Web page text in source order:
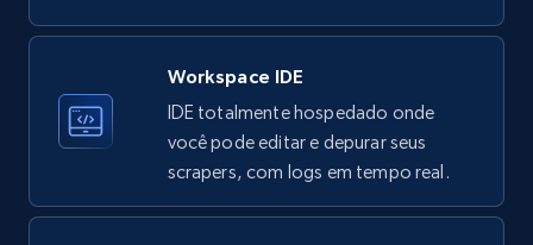
Instagram - Profiles
Account, Fbid, ID, Followers, Posts count, Is
business account, Is professional account, Is
verified, and more.
Workspace IDE
IDE totalmente hospedado onde
você pode editar e depurar seus
scrapers, com logs em tempo real.